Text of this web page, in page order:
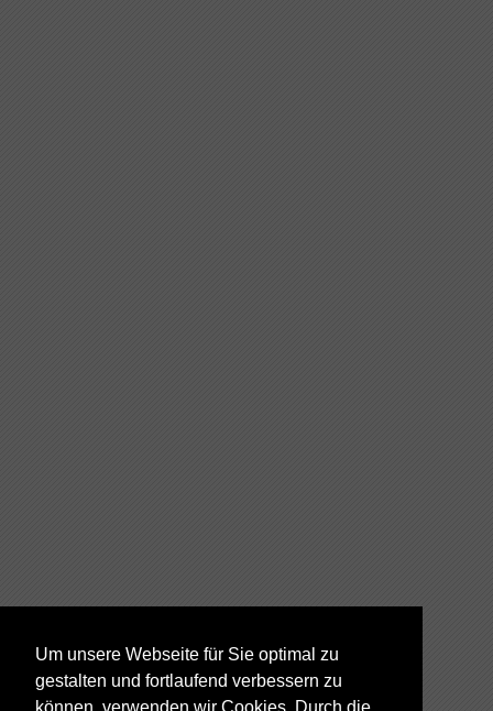
Um unsere Webseite für Sie optimal zu
gestalten und fortlaufend verbessern zu